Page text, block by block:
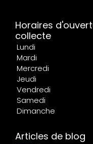
Horaires
collecte
Lundi
Mardi
Mercredi
Jeudi
Vendredi
Samedi
Dimanche
Articles de blog